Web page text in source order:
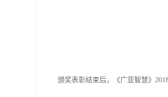
颁奖表彰结束后，《广亚智慧》